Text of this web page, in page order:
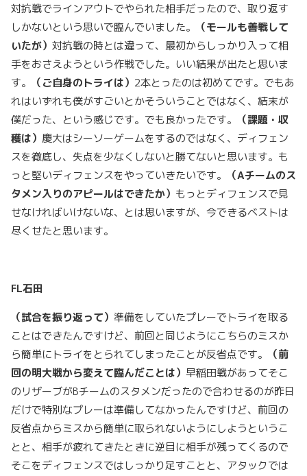
対抗戦でラインアウトでやられた相手だったので、取り返す
しかないという思いで臨んでいました。
（モールも善戦して
いたが） 対抗戦の時とは違って、最初からしっかり入って相
手をおさえようという作戦でした。いい結果が出たと思いま
す。
（ご自身のトライは） 2本とったのは初めてです。でもあ
れはいずれも僕がすごいとかそういうことではなく、結末が
僕だった、という感じです。でも良かったです。
（課題・収
穫は） 慶大はシーソーゲームをするのではなく、ディフェン
スを徹底し、失点を少なくしないと勝てないと思います。も
っと堅いディフェンスをやっていきたいです。
（Aチームのス
タメン入りのアピールはできたか） もっとディフェンスで見
せなければいけないな、とは思いますが、今できるベストは
尽くせたと思います。
FL石田
（試合を振り返って） 準備をしていたプレーでトライを取る
ことはできたんですけど、前回と同じようにこちらのミスか
ら簡単にトライをとられてしまったことが反省点です。
（前
回の明大戦から変えて臨んだことは） 早稲田戦があってそこ
のリザーブがBチームのスタメンだったので合わせるのが昨日
だけで特別なプレーは準備してなかったんですけど、前回の
反省点からミスから簡単に取られないようにしようというこ
とと、相手が疲れてきたときに逆目に相手が残ってくるので
そこをディフェンスではしっかり足すことと、アタックでは